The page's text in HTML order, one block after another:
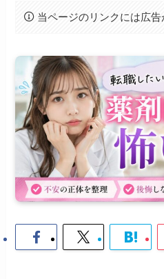
当ページのリンクには広告